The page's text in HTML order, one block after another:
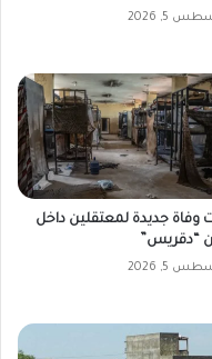
5, 2026
وفاة جديدة لمعتقلين داخل
“دقريس”
5, 2026